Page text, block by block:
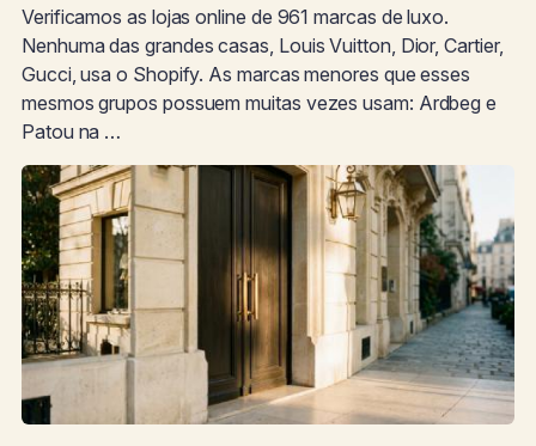
Verificamos as lojas online de 961 marcas de luxo.
Nenhuma das grandes casas, Louis Vuitton, Dior, Cartier,
Gucci, usa o Shopify. As marcas menores que esses
mesmos grupos possuem muitas vezes usam: Ardbeg e
Patou na …